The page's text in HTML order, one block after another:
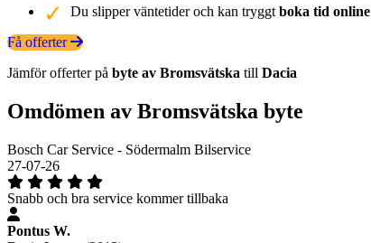
Du slipper väntetider och kan tryggt boka tid online
Få offerter
Jämför offerter på byte av Bromsvätska till Dacia
Omdömen av Bromsvätska byte
Bosch Car Service - Södermalm Bilservice
27-07-26
Snabb och bra service kommer tillbaka
Pontus W.